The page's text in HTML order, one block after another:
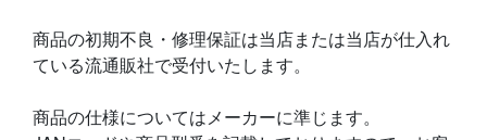
商品の初期不良・修理保証は当店または当店が仕入れ
ている流通販社で受付いたします。
商品の仕様についてはメーカーに準じます。